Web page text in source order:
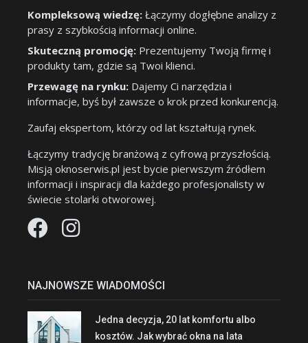
Kompleksową wiedzę: Łączymy dogłębne analizy z
prasy z szybkością informacji online.
Skuteczną promocję: Prezentujemy Twoją firmę i
produkty tam, gdzie są Twoi klienci.
Przewagę na rynku: Dajemy Ci narzędzia i
informacje, byś był zawsze o krok przed konkurencją.
Zaufaj ekspertom, którzy od lat kształtują rynek.
Łączymy tradycję branżową z cyfrową przyszłością.
Misją oknoserwis.pl jest bycie pierwszym źródłem
informacji i inspiracji dla każdego profesjonalisty w
świecie stolarki otworowej.
NAJNOWSZE WIADOMOŚCI
Jedna decyzja, 20 lat komfortu albo
kosztów. Jak wybrać okna na lata